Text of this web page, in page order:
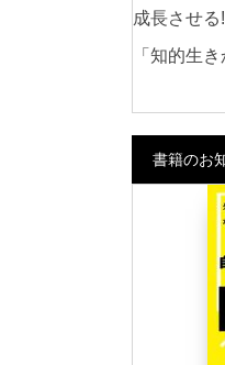
成長させ
「知的生
書籍のお